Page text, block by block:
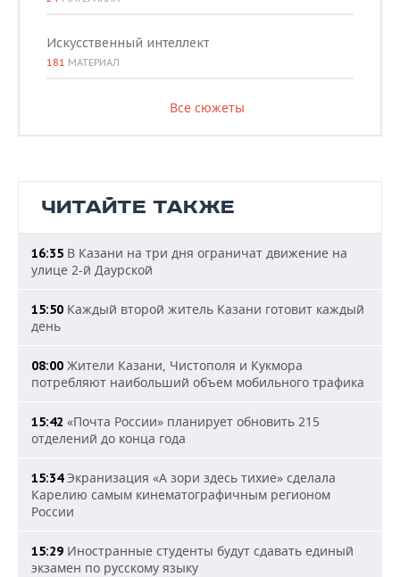
Искусственный интеллект
181 МАТЕРИАЛ
Все сюжеты
ЧИТАЙТЕ ТАКЖЕ
16:35 В Казани на три дня ограничат движение на
улице 2-й Даурской
15:50 Каждый второй житель Казани готовит каждый
день
08:00 Жители Казани, Чистополя и Кукмора
потребляют наибольший объем мобильного трафика
15:42 «Почта России» планирует обновить 215
отделений до конца года
15:34Экранизация «А зори здесь тихие» сделала
Карелию самым кинематографичным регионом
России
15:29 Иностранные студенты будут сдавать единый
экзамен по русскому языку